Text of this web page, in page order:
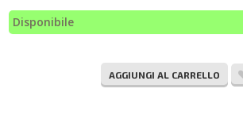
Disponibile
AGGIUNGI AL CARRELLO